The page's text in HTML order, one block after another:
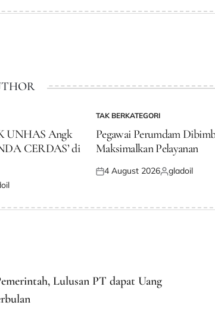
UNHAS Angk
CERDAS’ di
POSTED
IN
TAK BERKATEGORI
Pegawai Perumdam
Maksimalkan Pelayanan
Posted
4 August 2026Posted
gladoil
Lulusan PT dapat Uang